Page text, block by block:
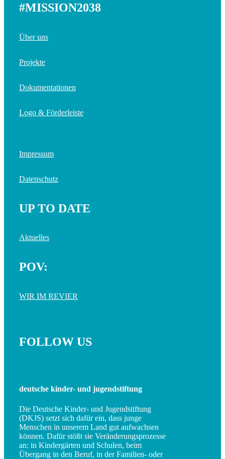
#MISSION2038
Über uns
Projekte
Dokumentationen
Logo & Förderleiste
Impressum
Datenschutz
UP TO DATE
Aktuelles
POV:
WIR IM REVIER
FOLLOW US
deutsche kinder- und jugendstiftung
Die Deutsche Kinder- und Jugendstiftung
(DKJS) setzt sich dafür ein, dass junge
Menschen in unserem Land gut aufwachsen
können. Dafür stößt sie Veränderungsprozesse
an: in Kindergärten und Schulen, beim
Übergang in den Beruf, in der Familien- oder